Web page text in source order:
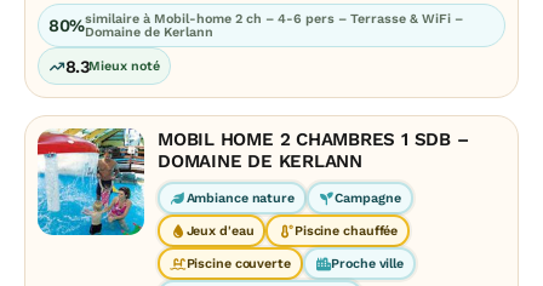
80%similaire à Mobil-home 2 ch – 4-6 pers – Terrasse & WiFi –
Domaine de Kerlann
8.3Mieux noté
MOBIL HOME 2 CHAMBRES 1 SDB –
DOMAINE DE KERLANN
Ambiance nature Campagne
Jeux d'eau Piscine chauffée
Piscine couverte Proche ville